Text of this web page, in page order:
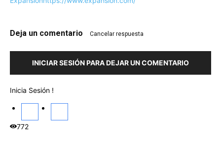
Deja un comentario Cancelar respuesta
INICIAR SESIÓN PARA DEJAR UN COMENTARIO
Inicia Sesión !
772